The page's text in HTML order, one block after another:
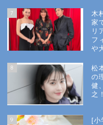
7
木
家
リ
フ
や
8
松
の
健
之！
9
[小